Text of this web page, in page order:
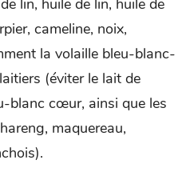
lin, huile de lin, huile de
cameline, noix,
la volaille bleu-blanc-
(éviter le lait de
blanc cœur, ainsi que les
maquereau,